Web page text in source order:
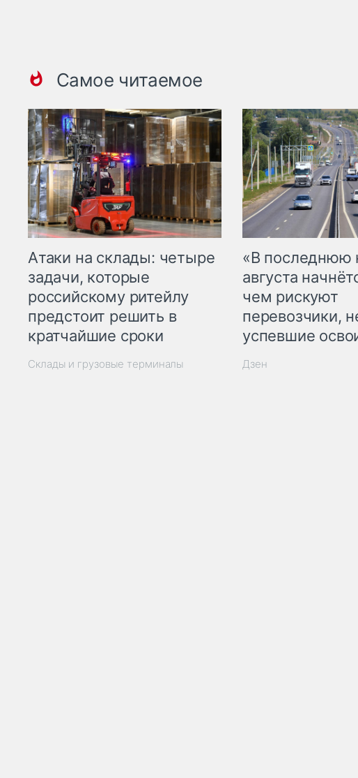
Самое читаемое
Атаки на склады: четыре
задачи, которые
российскому ритейлу
предстоит решить в
кратчайшие сроки
Склады и грузовые терминалы
«В последнюю
августа
чем рискуют
перевозчики,
успевшие
Дзен